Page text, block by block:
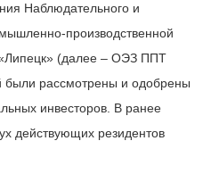
Наблюдательного и
производственной
(далее – ОЭЗ ППТ
были рассмотрены и одобрены
инвесторов. В ранее
действующих резидентов